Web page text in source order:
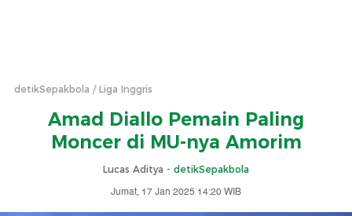
detikSepakbola Liga Inggris
Amad Diallo Pemain Paling
Moncer di MU-nya Amorim
Lucas Aditya - detikSepakbola
Jumat, 17 Jan 2025 14:20 WIB